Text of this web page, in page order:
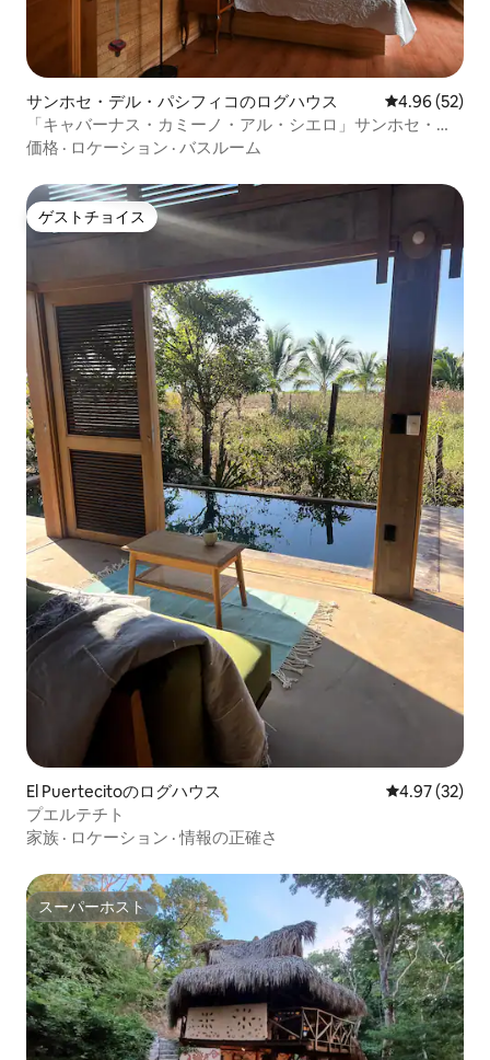
サンホセ・デル・パシフィコのログハウス レビュー52
4.96 (52)
「キャバーナス・カミーノ・アル・シエロ」サンホセ・パ
シフィコ N.3
価格 · ロケーション · バスルーム
ゲストチョイス
ゲストチョイス
El Puertecitoのログハウス レビュー32
4.97 (32)
プエルテチト
家族 · ロケーション ·情報の正確さ
スーパーホスト
スーパーホスト